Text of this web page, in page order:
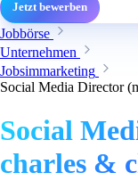
Jetzt bewerben
Jobbörse
Unternehmen
Jobsimmarketing
Social Media Director
Social
charles &